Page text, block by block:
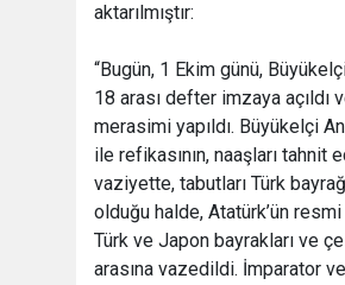
aktarılmıştır:
“Bugün, 1 Ekim günü,
18 arası defter imzaya açıldı
merasimi yapıldı. Büyükelçi
ile refikasının, naaşları tahnit
vaziyette, tabutları Türk
olduğu halde, Atatürk’ün
Türk ve Japon bayrakları ve
arasına vazedildi. İmparator ve